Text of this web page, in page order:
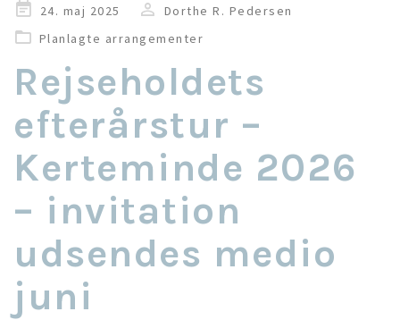
Udgivet
i
24. maj 2025
Dorthe R. Pedersen
Planlagte arrangementer
Rejseholdets
efterårstur –
Kerteminde 2026
– invitation
udsendes medio
juni